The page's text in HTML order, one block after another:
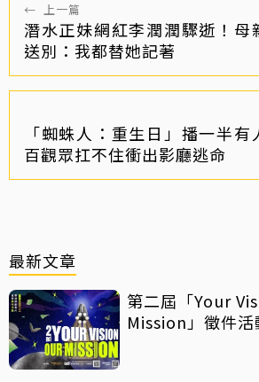
← 上一篇
潛水正妹網紅李潤潤驟逝！母
送別：我都替她記著
「蜘蛛人：重生日」播一半
百觀眾扛不住衝出影廳逃命
最新文章
第二屆「Your
Mission」徵件